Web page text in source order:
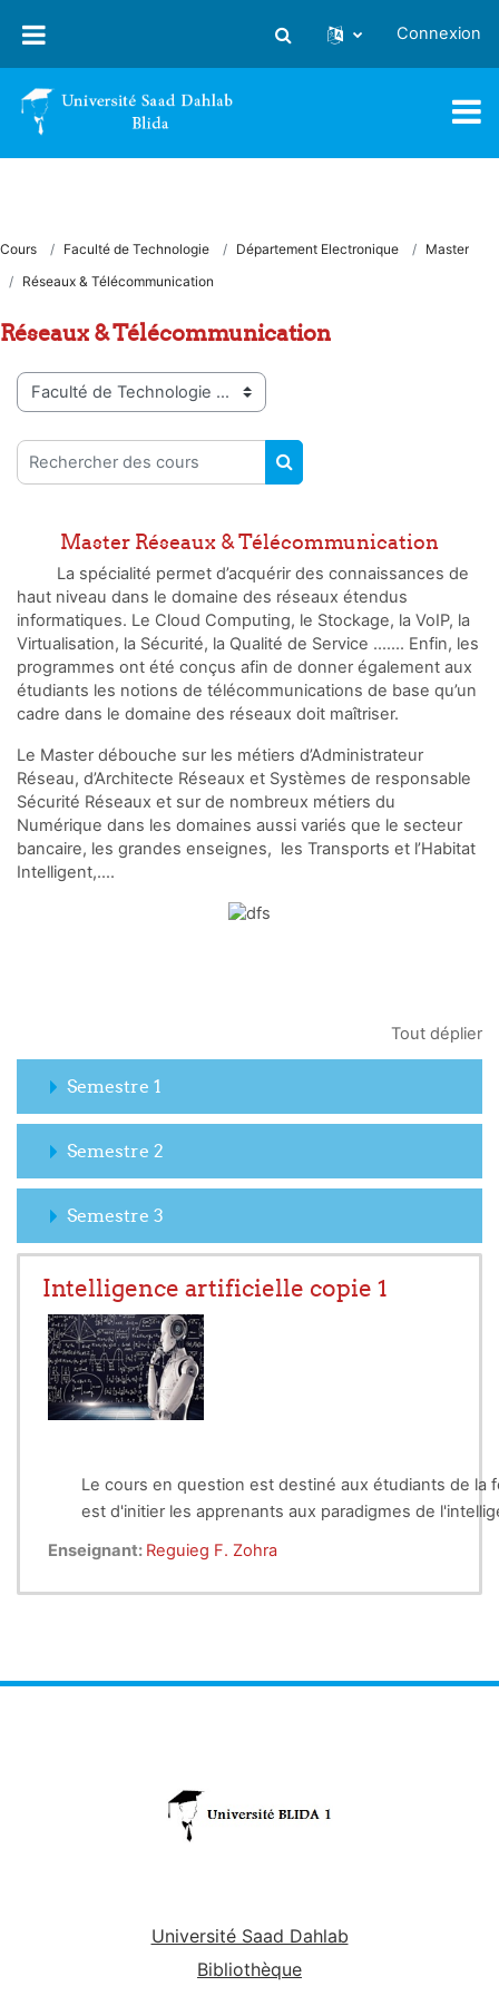
Activer/désactiver la saisie
Connexion
Cours Faculté de Technologie Département Electronique
Master
Réseaux & Télécommunication
Réseaux & Télécommunication
Catégories de cours
Rechercher des cours
RECHERCHER DES
Master Réseaux & Télécommunication
La spécialité permet d’acquérir des connaissances de
haut niveau dans le domaine des réseaux étendus
informatiques. Le Cloud Computing, le Stockage, la VoIP, la
Virtualisation, la Sécurité, la Qualité de Service ....... Enfin, les
programmes ont été conçus afin de donner également aux
étudiants les notions de télécommunications de base qu’un
cadre dans le domaine des réseaux doit maîtriser.
Le Master débouche sur les métiers d’Administrateur
Réseau, d’Architecte Réseaux et Systèmes de responsable
Sécurité Réseaux et sur de nombreux métiers du
Numérique dans les domaines aussi variés que le secteur
bancaire, les grandes enseignes, les Transports et l’Habitat
Intelligent,….
Tout déplier
Semestre 1
Semestre 2
Semestre 3
Intelligence artificielle copie 1
Le cours en question est destiné aux étudiants de la formation Master 2
est d'initier les apprenants aux
Enseignant: Reguieg F. Zohra
Université Saad Dahlab
Bibliothèque